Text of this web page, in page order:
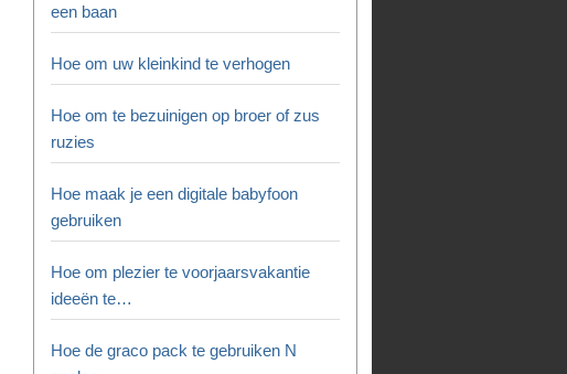
een baan
Hoe om uw kleinkind te verhogen
Hoe om te bezuinigen op broer of zus
ruzies
Hoe maak je een digitale babyfoon
gebruiken
Hoe om plezier te voorjaarsvakantie
ideeën te…
Hoe de graco pack te gebruiken N